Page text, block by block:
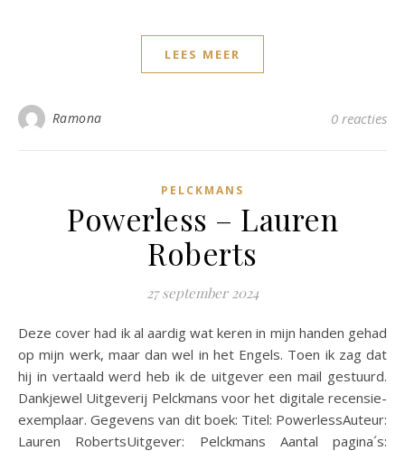
LEES MEER
Ramona 0 reacties
PELCKMANS
Powerless – Lauren
Roberts
27 september 2024
Deze cover had ik al aardig wat keren in mijn handen gehad
op mijn werk, maar dan wel in het Engels. Toen ik zag dat
hij in vertaald werd heb ik de uitgever een mail gestuurd.
Dankjewel Uitgeverij Pelckmans voor het digitale recensie-
exemplaar. Gegevens van dit boek: Titel: PowerlessAuteur:
Lauren RobertsUitgever: Pelckmans Aantal pagina´s: